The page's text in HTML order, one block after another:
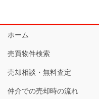
ホーム
売買物件検索
売却相談・無料査定
仲介での売却時の流れ